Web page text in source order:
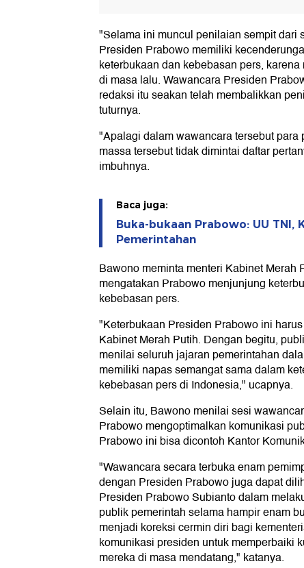
"Selama ini muncul penilaian sempit dari
Presiden Prabowo memiliki
keterbukaan dan kebebasan pers,
di masa lalu. Wawancara Presiden
redaksi itu seakan telah membalikkan
tuturnya.
"Apalagi dalam wawancara tersebut
massa tersebut tidak dimintai daftar
imbuhnya.
Baca juga:
Buka-bukaan Prabowo: UU TNI,
Pemerintahan
Bawono meminta menteri Kabinet Merah
mengatakan Prabowo menjunjung
kebebasan pers.
"Keterbukaan Presiden Prabowo ini
Kabinet Merah Putih. Dengan begitu,
menilai seluruh jajaran pemerintahan
memiliki napas semangat sama dalam
kebebasan pers di Indonesia," ucapnya.
Selain itu, Bawono menilai sesi
Prabowo mengoptimalkan komunikasi
Prabowo ini bisa dicontoh Kantor
"Wawancara secara terbuka enam
dengan Presiden Prabowo juga dapat
Presiden Prabowo Subianto dalam
publik pemerintah selama hampir enam
menjadi koreksi cermin diri bagi
komunikasi presiden untuk memperbaiki
mereka di masa mendatang," katanya.